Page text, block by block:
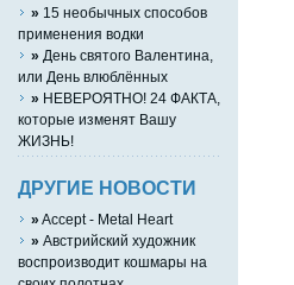
» 15 необычных способов
применения водки
» День святого Валентина,
или День влюблённых
» НЕВЕРОЯТНО! 24 ФАКТА,
которые изменят Вашу
ЖИЗНЬ!
ДРУГИЕ НОВОСТИ
» Accept - Metal Heart
» Австрийский художник
воспроизводит кошмары на